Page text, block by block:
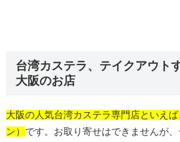
台湾カステラ、テイクアウト
大阪のお店
大阪の人気台湾カステラ専門店といえ
ン） です。お取り寄せはできませんが